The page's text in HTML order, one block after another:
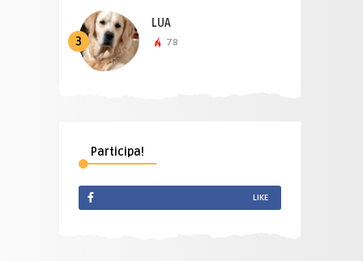
3
LUA
78
Participa!
LIKE